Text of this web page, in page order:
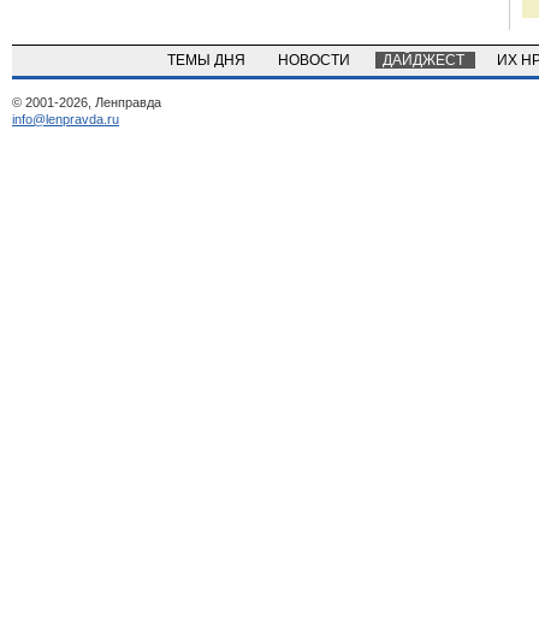
ТЕМЫ ДНЯ НОВОСТИ ДАЙДЖЕСТ ИХ
© 2001-2026, Ленправда
info@lenpravda.ru